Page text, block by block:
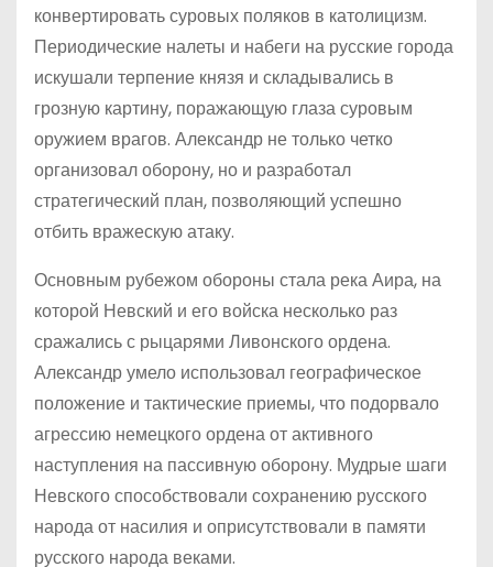
конвертировать суровых поляков в католицизм.
Периодические налеты и набеги на русские города
искушали терпение князя и складывались в
грозную картину, поражающую глаза суровым
оружием врагов. Александр не только четко
организовал оборону, но и разработал
стратегический план, позволяющий успешно
отбить вражескую атаку.
Основным рубежом обороны стала река Аира, на
которой Невский и его войска несколько раз
сражались с рыцарями Ливонского ордена.
Александр умело использовал географическое
положение и тактические приемы, что подорвало
агрессию немецкого ордена от активного
наступления на пассивную оборону. Мудрые шаги
Невского способствовали сохранению русского
народа от насилия и оприсутствовали в памяти
русского народа веками.